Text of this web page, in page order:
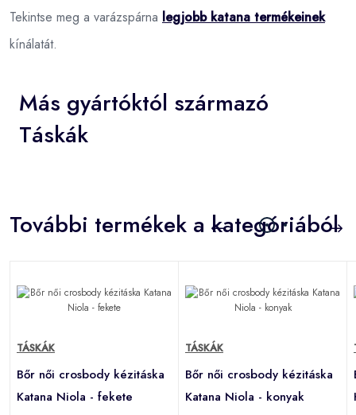
Tekintse meg a varázspárna legjobb katana termékeinek
kínálatát.
Más gyártóktól származó
Táskák
További termékek a kategóriából
TÁSKÁK
Bőr női crosbody kézitáska
Katana Niola - fekete
TÁSKÁK
Bőr női crosbody kézitáska
Katana Niola - konyak